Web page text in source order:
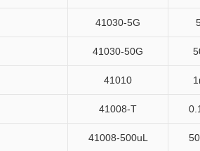
41030-5G
41030-50G
41010
41008-T
41008-500uL